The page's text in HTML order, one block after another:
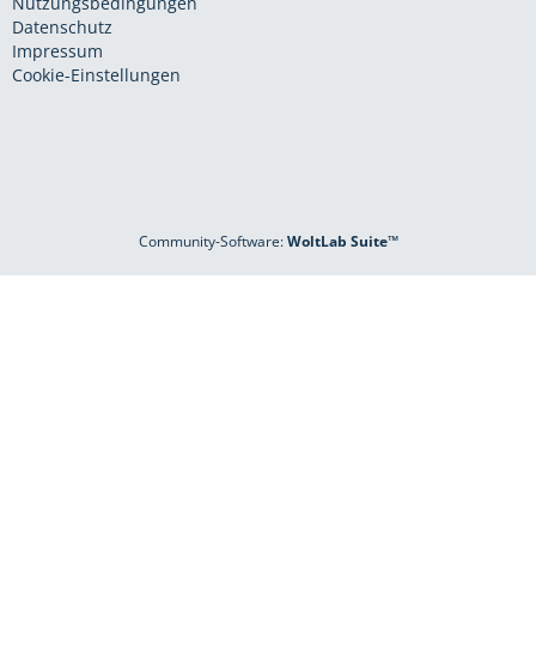
Datenschutz
Impressum
Cookie-Einstellungen
Community-Software:WoltLab Suite™